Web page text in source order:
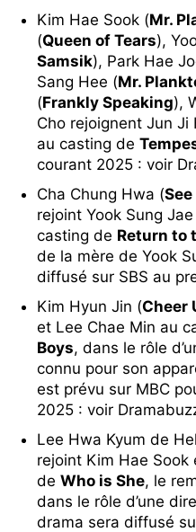
Kim Hae Sook (Mr.
(Queen of Tears),
Samsik), Park Hae
Sang Hee (Mr.
(Frankly Speaking),
Cho rejoignent Jun Ji
au casting de
courant 2025 : voir
Cha Chung Hwa (
rejoint Yook Sung
casting de Return to
de la mère de Yook
diffusé sur SBS au
Kim Hyun Jin (Cheer
et Lee Chae Min au
Boys, dans le rôle
connu pour son
est prévu sur MBC
2025 : voir
Lee Hwa Kyum de
rejoint Kim Hae Sook
de Who is She, le
dans le rôle d’une
drama sera diffusé